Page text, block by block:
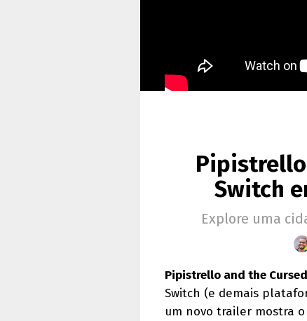
Pipistrello
Switch
Explore uma
Pipistrello and the
Switch (e demais
um novo trailer mostra